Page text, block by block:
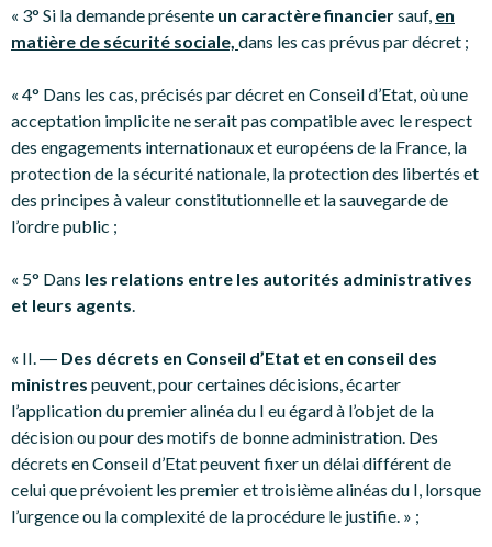
« 3° Si la demande présente un caractère financiersauf, en
matière de sécurité sociale, dans les cas prévus par décret ;
« 4° Dans les cas, précisés par décret en Conseil d’Etat, où une
acceptation implicite ne serait pas compatible avec le respect
des engagements internationaux et européens de la France, la
protection de la sécurité nationale, la protection des libertés et
des principes à valeur constitutionnelle et la sauvegarde de
l’ordre public ;
« 5° Dans les relations entre les autorités administratives
et leurs agents.
« II. ― Des décrets en Conseil d’Etat et en conseil des
ministres peuvent, pour certaines décisions, écarter
l’application du premier alinéa du I eu égard à l’objet de la
décision ou pour des motifs de bonne administration. Des
décrets en Conseil d’Etat peuvent fixer un délai différent de
celui que prévoient les premier et troisième alinéas du I, lorsque
l’urgence ou la complexité de la procédure le justifie. » ;